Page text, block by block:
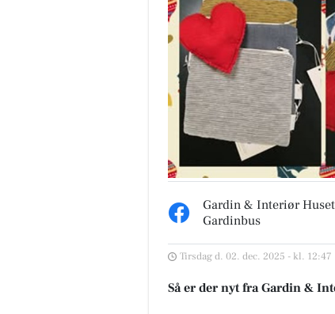
Gardin & Interiør
Gardinbus
Tirsdag d. 02. dec. 2025 - kl. 12:47
Så er der nyt fra Gardin &